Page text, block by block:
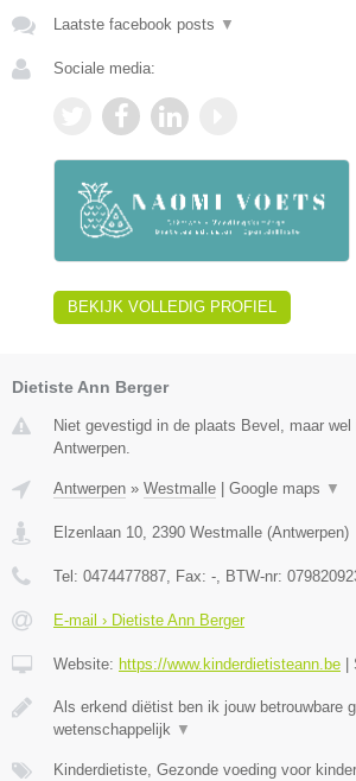
Laatste facebook posts ▼
Sociale media:
BEKIJK VOLLEDIG PROFIEL
Dietiste Ann Berger
Niet gevestigd in de plaats Bevel, maar
Antwerpen.
Antwerpen » Westmalle Google maps ▼
Elzenlaan 10, 2390 Westmalle (Antwerpen)
Tel: 0474477887, Fax: -, BTW-nr:
E-mail › Dietiste Ann Berger
Website: https://www.kinderdietisteann.be
Als erkend diëtist ben ik jouw betrouwbare
wetenschappelijk ▼
Kinderdietiste, Gezonde voeding voor